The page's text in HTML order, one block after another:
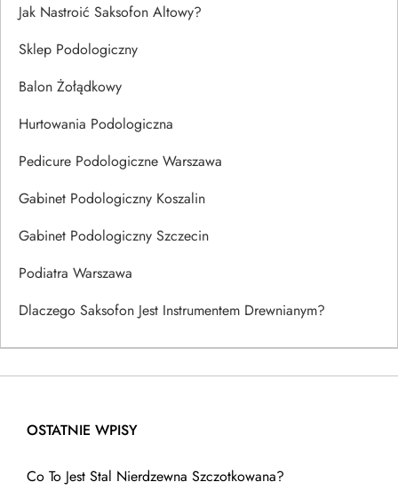
Jak Nastroić Saksofon Altowy?
Sklep Podologiczny
Balon Żołądkowy
Hurtowania Podologiczna
Pedicure Podologiczne Warszawa
Gabinet Podologiczny Koszalin
Gabinet Podologiczny Szczecin
Podiatra Warszawa
Dlaczego Saksofon Jest Instrumentem Drewnianym?
OSTATNIE WPISY
Co To Jest Stal Nierdzewna Szczotkowana?